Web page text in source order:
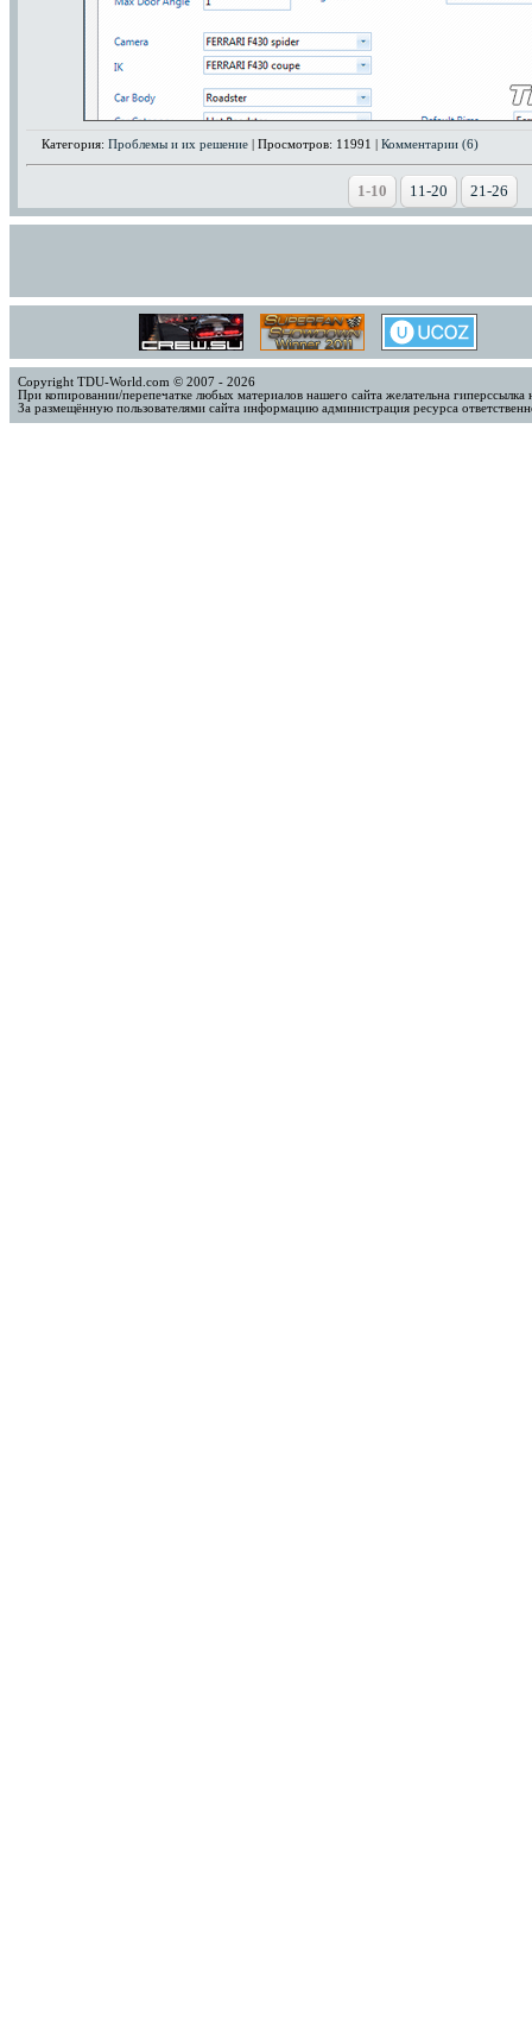
Категория: Проблемы и их решение | Просмотров: 11991 | Комментарии (6)
1-10 11-20 21-26
Copyright TDU-World.com © 2007 - 2026
При копировании/перепечатке любых материалов нашего сайта желательна
За размещённую пользователями сайта информацию администрация ресурса